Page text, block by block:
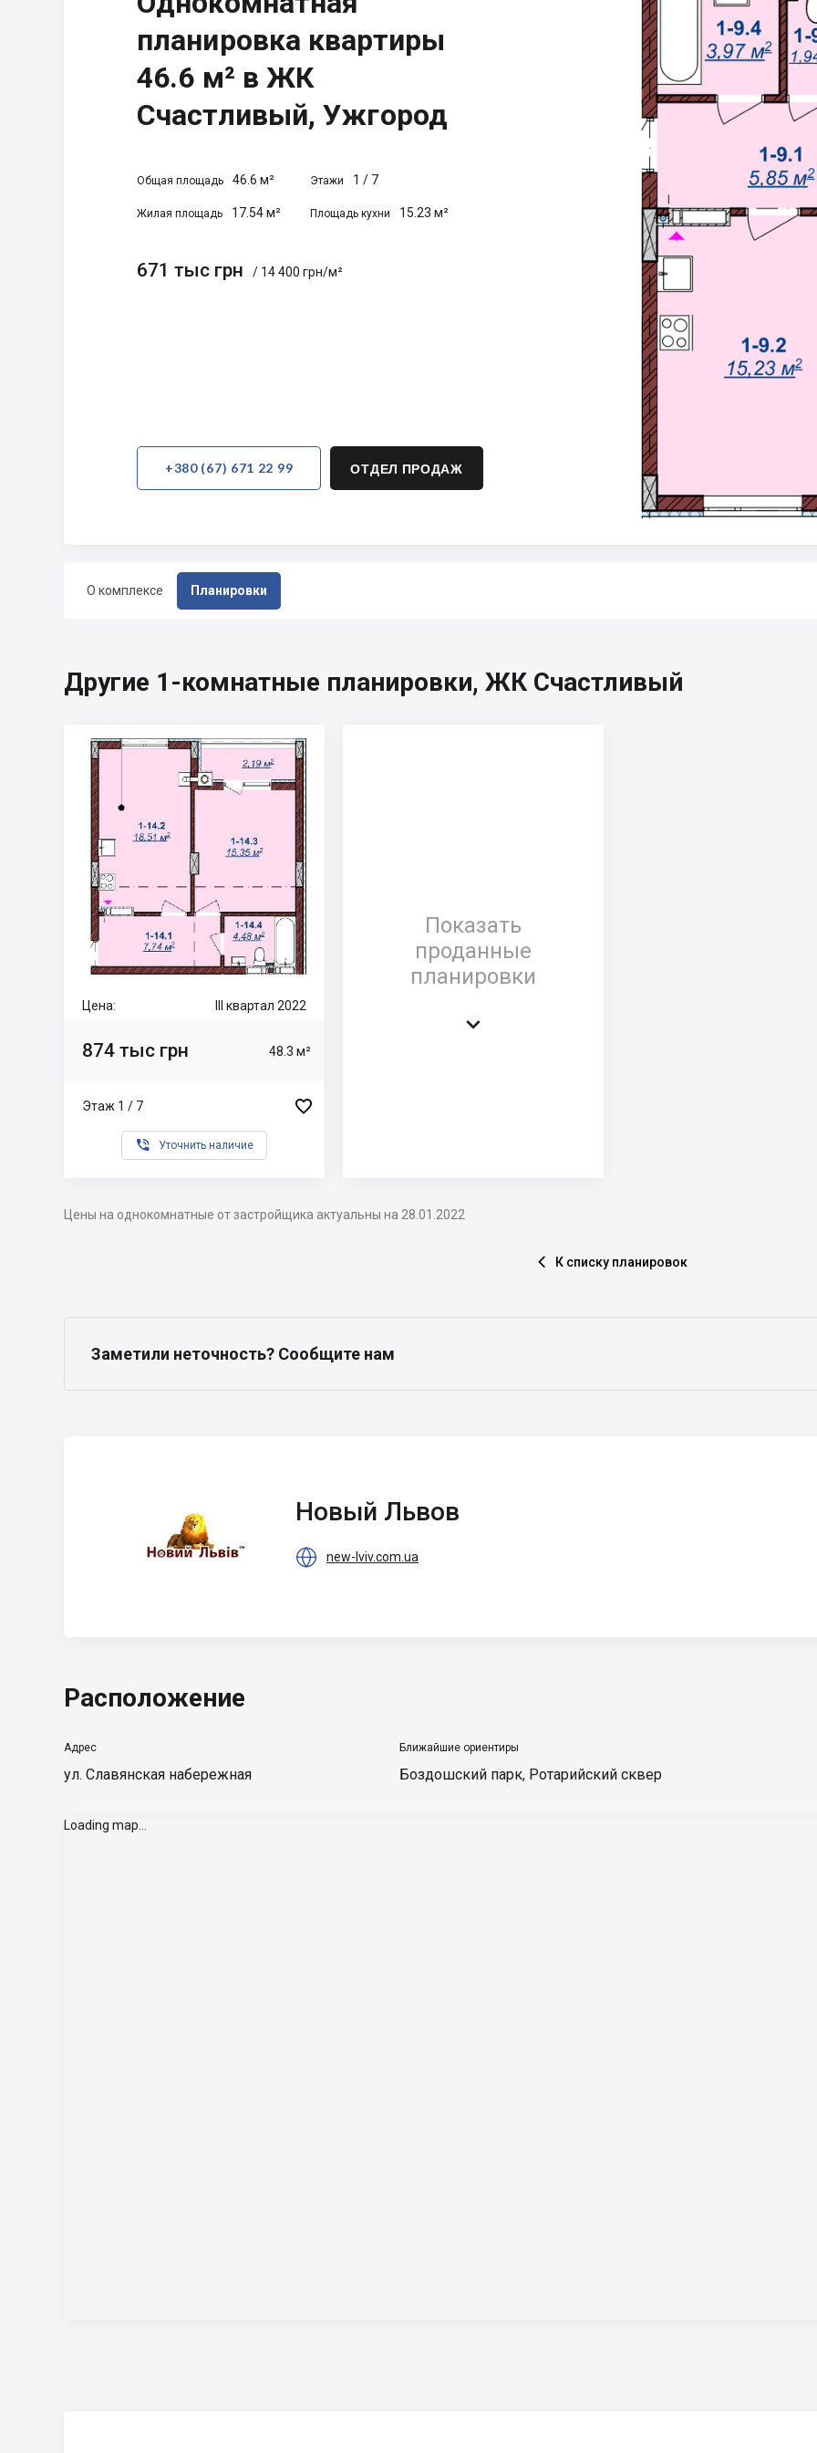
О комплексе Планировки
планировка квартиры
46.6 м² в ЖК
Счастливый, Ужгород
Общая площадь 46.6 м² Этажи 1 / 7
Жилая площадь 17.54 м² Площадь кухни 15.23 м²
671 тыс грн / 14 400 грн/м²
+380 (67) 671 22 99 ОТДЕЛ ПРОДАЖ
Другие 1-комнатные планировки, ЖК Счастливый
Цена: III квартал 2022
874 тыс грн 48.3 м²
Этаж 1 / 7 
 Уточнить наличие
Показать
проданные
планировки

Цены на однокомнатные от застройщика актуальны на 28.01.2022
 К списку планировок
Заметили неточность? Сообщите нам
Новый Львов
 new-lviv.com.ua
Расположение
Адрес
ул. Славянская набережная
Ближайшие ориентиры
Боздошский парк, Ротарийский сквер
Loading map...